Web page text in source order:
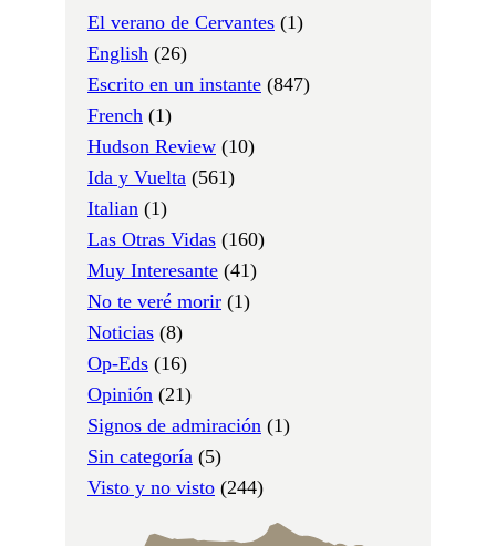
El verano de Cervantes (1)
English (26)
Escrito en un instante (847)
French (1)
Hudson Review (10)
Ida y Vuelta (561)
Italian (1)
Las Otras Vidas (160)
Muy Interesante (41)
No te veré morir (1)
Noticias (8)
Op-Eds (16)
Opinión (21)
Signos de admiración (1)
Sin categoría (5)
Visto y no visto (244)